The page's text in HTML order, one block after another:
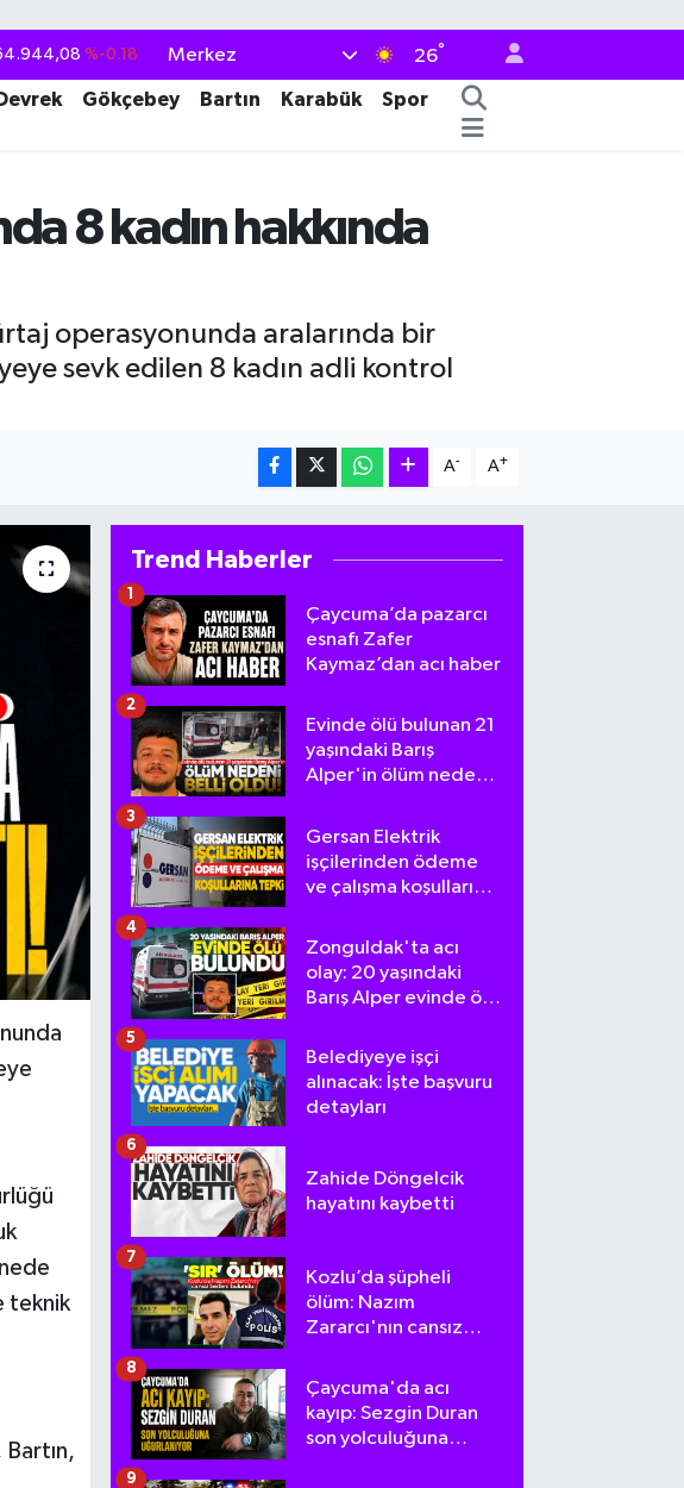
47,7436 %0.18
55,2510 %0.32
13.779 %-14
Merkez 26°
Gökçebey Bartın Karabük
Spor
8 kadın hakkında
operasyonunda aralarında bir
sevk edilen 8 kadın adli kontrol
A- A+
teknik
Trend Haberler
Çaycuma’da pazarcı
esnafı Zafer
Kaymaz’dan acı haber
1
Evinde ölü bulunan 21
yaşındaki Barış
Alper'in ölüm nedeni
2
Gersan Elektrik
işçilerinden ödeme
ve çalışma koşullarına
3
Zonguldak'ta acı
olay: 20 yaşındaki
Barış Alper evinde ölü
4
Belediyeye işçi
alınacak: İşte başvuru
detayları
5
Zahide Döngelcik
hayatını kaybetti
6
Kozlu’da şüpheli
ölüm: Nazım
Zararcı'nın cansız
7
Çaycuma'da acı
kayıp: Sezgin Duran
son yolculuğuna
8
9